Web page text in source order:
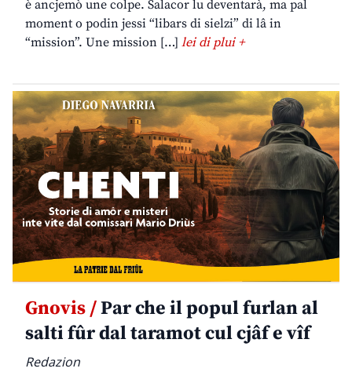
è ancjemò une colpe. Salacor lu deventarà, ma pal
moment o podin jessi “libars di sielzi” di lâ in
“mission”. Une mission […] lei di plui +
Gnovis /Par che il popul furlan al
salti fûr dal taramot cul cjâf e vîf
Redazion